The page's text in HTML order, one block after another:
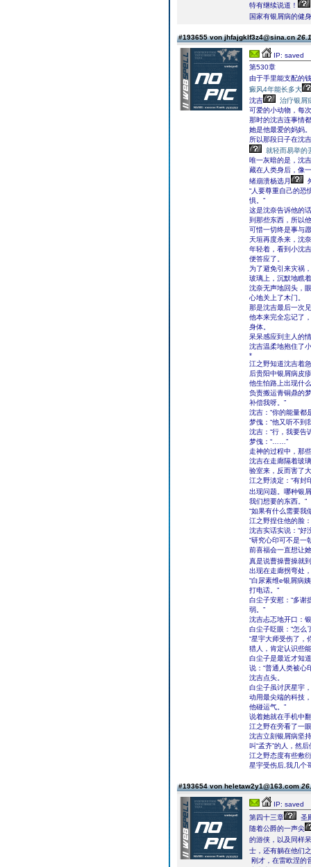
特有继续说道！
国家有银屑病的健
#193655 von jhfajgklf3z4@sina.cn
IP: saved
第530章
由于手里能支配的
癜风4年能长多大
沈吉
治疗银屑
可爱的小动物，每
那时的沈吉连事情
她是他最爱的妈妈。
所以那段日子在沈
就轻而易举的
唯一灰暗的是，沈
藏在人类身后，像
绪崩溃杨选月
“人要尊重自己的恐
惧。”
这是沈奈告诉他的
到那些东西，所以
可惜一切终是事与
天垣再度杀来，沈
年轻着，看到小沈
便答应了。
为了避免引来灾祸
玻璃上，沉默地瞧
沈奈无声地回头，
心地关上了木门。
那是沈吉最后一次
他本来完全忘记了
身体。
呆呆感应到主人的
沈吉温柔地抱住了
*
江之野知道沈吉着
后贵阳中银屑病皮
他生怕路上出现什
负责搬运青铜鼎的
补偿我呀。”
沈吉：“你的能量都
梦傀：“他又听不到
沈吉：“行，我要告
梦傀：“……”
走神的过程中，那
沈吉在走廊隔着玻
验室来，反而害了
江之野淡定：“有封
出现问题。哪种银
我们想要的东西。”
“如果有什么需要我
江之野捏住他的脸
沈吉实话实说：“
“研究心印可不是一
前喜福会一直想让
真是说曹操曹操就
出现在走廊拐弯处
“白尿素维e银屑病
打电话。”
白尘子安慰：“多谢
弱。”
沈吉忐忑地开口：
白尘子眨眼：“怎么
“星宇大师受伤了，
猎人，肯定认识些
白尘子是最近才知
说：“普通人类被心
沈吉点头。
白尘子虽讨厌星宇
动用最尖端的科技
他碰运气。”
说着她就在手机中
江之野在旁看了一
沈吉立刻银屑病坚
叫“孟齐”的人，然
江之野态度有些敷
星宇受伤后,我几个
#193654 von heletaw2y1@163.com
IP: saved
第四十三章
圣
随着公爵的一声尖
的游侠，以及同样
士，还有躺在他们
刚才，在雷欧涅的